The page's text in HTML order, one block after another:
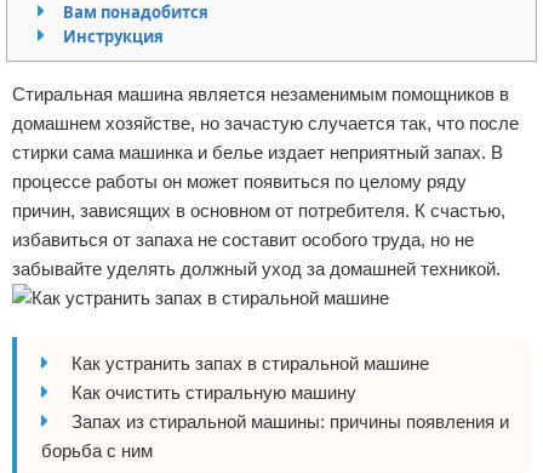
Интерьер и дизайн
Дизайн квартиры
Посуда
Ремонт
Ремонт дачи
Ремонт квартиры
Инструменты
Ванная
Домашний быт
Коммунальные услуги
Сантехника
Безопасность
Контакты
Сотрудничество
Размещение рекламы
Для правообладателей
Условия предоставления информации
Отказ от ответственности
Вам понадобится
Инструкция
Стиральная машина является незаменимым помощников в
домашнем хозяйстве, но зачастую случается так, что после
стирки сама машинка и белье издает неприятный запах. В
процессе работы он может появиться по целому ряду
причин, зависящих в основном от потребителя. К счастью,
избавиться от запаха не составит особого труда, но не
забывайте уделять должный уход за домашней техникой.
Как устранить запах в стиральной машине
Как очистить стиральную машину
Запах из стиральной машины: причины появления и
борьба с ним